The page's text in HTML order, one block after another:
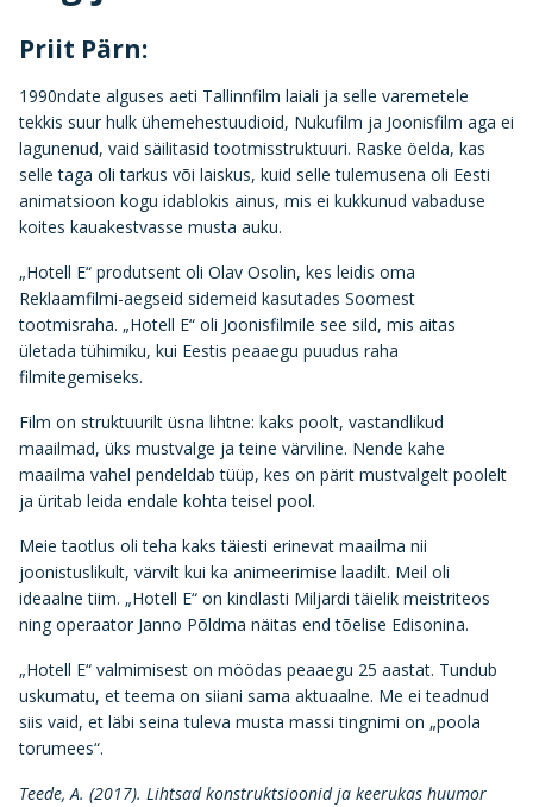
Priit Pärn:
1990ndate alguses aeti Tallinnfilm laiali ja selle varemetele
tekkis suur hulk ühemehestuudioid, Nukufilm ja Joonisfilm aga ei
lagunenud, vaid säilitasid tootmisstruktuuri. Raske öelda, kas
selle taga oli tarkus või laiskus, kuid selle tulemusena oli Eesti
animatsioon kogu idablokis ainus, mis ei kukkunud vabaduse
koites kauakestvasse musta auku.
„Hotell E“ produtsent oli Olav Osolin, kes leidis oma
Reklaamfilmi-aegseid sidemeid kasutades Soomest
tootmisraha. „Hotell E“ oli Joonisfilmile see sild, mis aitas
ületada tühimiku, kui Eestis peaaegu puudus raha
filmitegemiseks.
Film on struktuurilt üsna lihtne: kaks poolt, vastandlikud
maailmad, üks mustvalge ja teine värviline. Nende kahe
maailma vahel pendeldab tüüp, kes on pärit mustvalgelt poolelt
ja üritab leida endale kohta teisel pool.
Meie taotlus oli teha kaks täiesti erinevat maailma nii
joonistuslikult, värvilt kui ka animeerimise laadilt. Meil oli
ideaalne tiim. „Hotell E“ on kindlasti Miljardi täielik meistriteos
ning operaator Janno Põldma näitas end tõelise Edisonina.
„Hotell E“ valmimisest on möödas peaaegu 25 aastat. Tundub
uskumatu, et teema on siiani sama aktuaalne. Me ei teadnud
siis vaid, et läbi seina tuleva musta massi tingnimi on „poola
torumees“.
Teede, A. (2017). Lihtsad konstruktsioonid ja keerukas huumor